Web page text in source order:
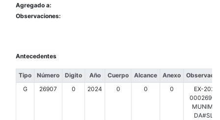
Agregado a:
Observaciones:
Antecedentes
Tipo Número Digito Año Cuerpo Alcance Anexo
G
26907 0 2024 0 0 0
EX-